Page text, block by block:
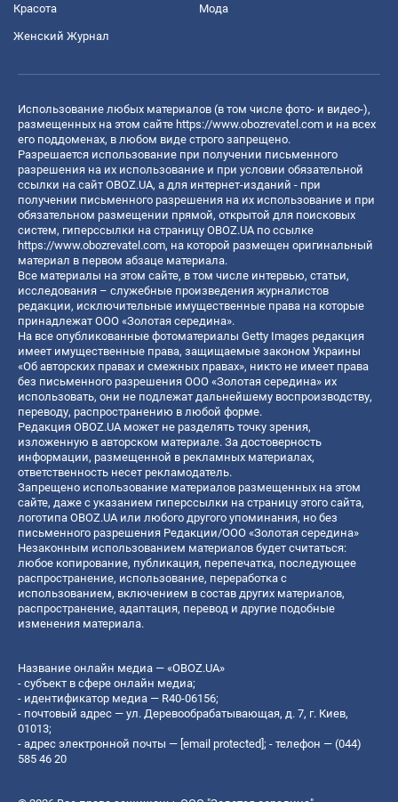
Красота Мода
Женский Журнал
Использование любых материалов (в том числе фото- и видео-),
размещенных на этом сайте https://www.obozrevatel.com и на всех
его поддоменах, в любом виде строго запрещено.
Разрешается использование при получении письменного
разрешения на их использование и при условии обязательной
ссылки на сайт OBOZ.UA, а для интернет-изданий - при
получении письменного разрешения на их использование и при
обязательном размещении прямой, открытой для поисковых
систем, гиперссылки на страницу OBOZ.UA по ссылке
https://www.obozrevatel.com, на которой размещен оригинальный
материал в первом абзаце материала.
Все материалы на этом сайте, в том числе интервью, статьи,
исследования – служебные произведения журналистов
редакции, исключительные имущественные права на которые
принадлежат ООО «Золотая середина».
На все опубликованные фотоматериалы Getty Images редакция
имеет имущественные права, защищаемые законом Украины
«Об авторских правах и смежных правах», никто не имеет права
без письменного разрешения ООО «Золотая середина» их
использовать, они не подлежат дальнейшему воспроизводству,
переводу, распространению в любой форме.
Редакция OBOZ.UA может не разделять точку зрения,
изложенную в авторском материале. За достоверность
информации, размещенной в рекламных материалах,
ответственность несет рекламодатель.
Запрещено использование материалов размещенных на этом
сайте, даже с указанием гиперссылки на страницу этого сайта,
логотипа OBOZ.UA или любого другого упоминания, но без
письменного разрешения Редакции/ООО «Золотая середина»
Незаконным использованием материалов будет считаться:
любое копирование, публикация, перепечатка, последующее
распространение, использование, переработка с
использованием, включением в состав других материалов,
распространение, адаптация, перевод и другие подобные
изменения материала.
Название онлайн медиа — «OBOZ.UA»
- субъект в сфере онлайн медиа;
- идентификатор медиа — R40-06156;
- почтовый адрес — ул. Деревообрабатывающая, д. 7, г. Киев,
01013;
- адрес электронной почты — [email protected]; - телефон — (044)
585 46 20